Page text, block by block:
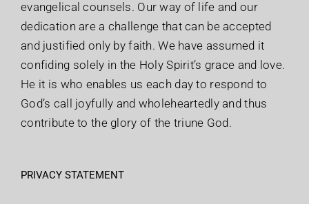
evangelical counsels. Our way of life and our
dedication are a challenge that can be accepted
and justified only by faith. We have assumed it
confiding solely in the Holy Spirit’s grace and love.
He it is who enables us each day to respond to
God’s call joyfully and wholeheartedly and thus
contribute to the glory of the triune God.
PRIVACY STATEMENT